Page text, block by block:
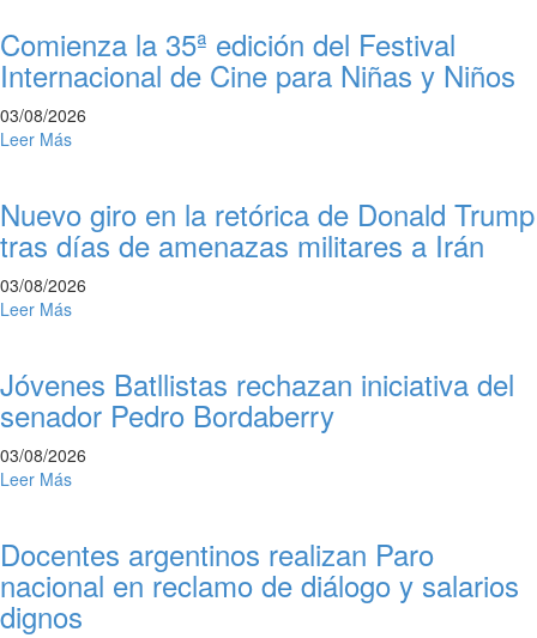
Comienza la 35ª edición del Festival
Internacional de Cine para Niñas y Niños
03/08/2026
Leer Más
Nuevo giro en la retórica de Donald Trump
tras días de amenazas militares a Irán
03/08/2026
Leer Más
Jóvenes Batllistas rechazan iniciativa del
senador Pedro Bordaberry
03/08/2026
Leer Más
Docentes argentinos realizan Paro
nacional en reclamo de diálogo y salarios
dignos